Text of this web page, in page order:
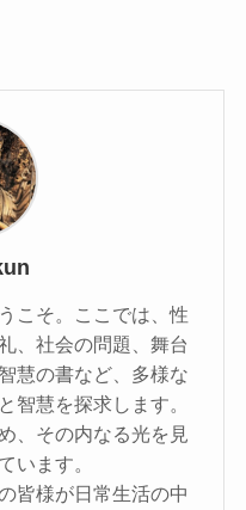
こそ。ここでは、性
、社会の問題、舞台
慧の書など、多様な
智慧を探求します。
、その内なる光を見
います。
皆様が日常生活の中